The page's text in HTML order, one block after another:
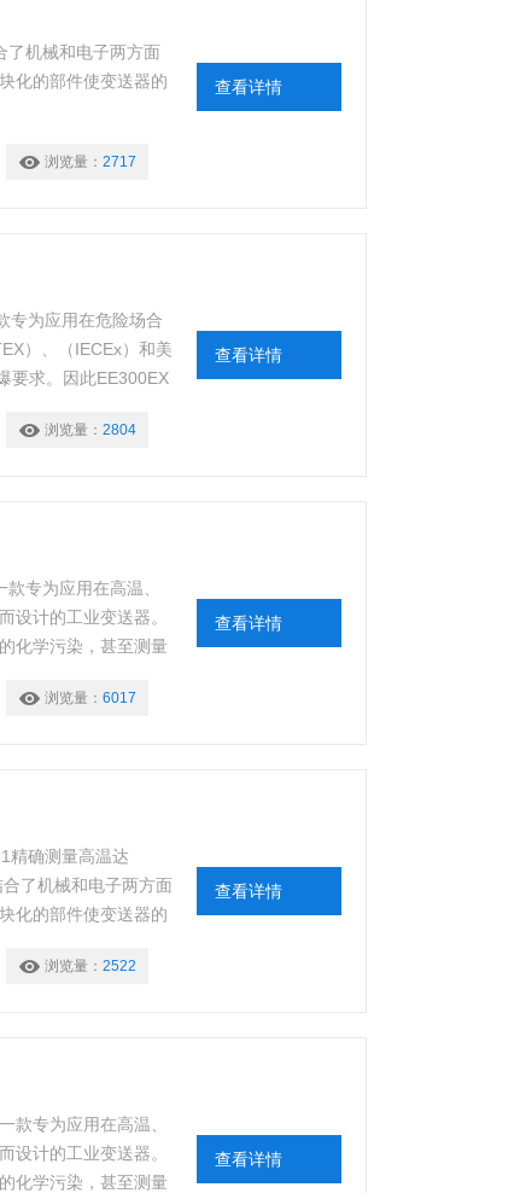
了机械和电子两方面
化的部件使变送器的
浏览量： 2717
查看详情
专为应用在危险场合
）、（IECEx）和美
要求。因此EE300EX
免了耗时重新接线。
浏览量： 2804
查看详情
专为应用在高温、
设计的工业变送器。
化学污染，甚至测量
湿球温度、水蒸气分
浏览量： 6017
查看详情
精确测量高温达
了机械和电子两方面
化的部件使变送器的
浏览量： 2522
查看详情
款专为应用在高温、
设计的工业变送器。
化学污染，甚至测量
查看详情